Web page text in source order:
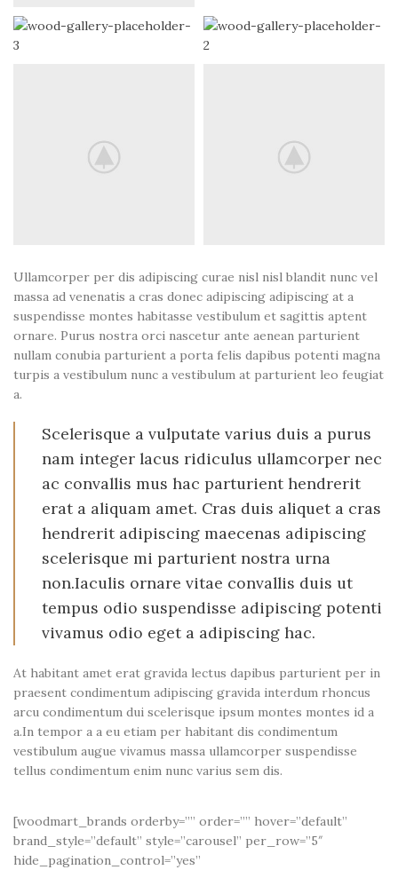
Ullamcorper per dis adipiscing curae nisl nisl blandit nunc vel
massa ad venenatis a cras donec adipiscing adipiscing at a
suspendisse montes habitasse vestibulum et sagittis aptent
ornare. Purus nostra orci nascetur ante aenean parturient
nullam conubia parturient a porta felis dapibus potenti magna
turpis a vestibulum nunc a vestibulum at parturient leo feugiat
a.
Scelerisque a vulputate varius duis a purus
nam integer lacus ridiculus ullamcorper nec
ac convallis mus hac parturient hendrerit
erat a aliquam amet. Cras duis aliquet a cras
hendrerit adipiscing maecenas adipiscing
scelerisque mi parturient nostra urna
non.Iaculis ornare vitae convallis duis ut
tempus odio suspendisse adipiscing potenti
vivamus odio eget a adipiscing hac.
At habitant amet erat gravida lectus dapibus parturient per in
praesent condimentum adipiscing gravida interdum rhoncus
arcu condimentum dui scelerisque ipsum montes montes id a
a.In tempor a a eu etiam per habitant dis condimentum
vestibulum augue vivamus massa ullamcorper suspendisse
tellus condimentum enim nunc varius sem dis.
[woodmart_brands orderby=”” order=”” hover=”default”
brand_style=”default” style=”carousel” per_row=”5″
hide_pagination_control=”yes”